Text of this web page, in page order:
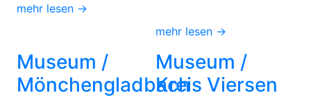
mehr lesen →
mehr lesen →
Museum /
Mönchengladbach
Museum /
Kreis Viersen